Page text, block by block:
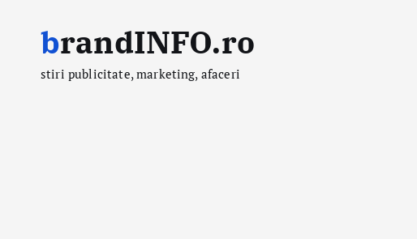
brandINFO.ro
stiri publicitate, marketing, afaceri